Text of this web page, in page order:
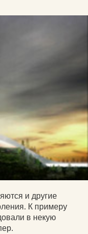
и другие
К примеру
в некую